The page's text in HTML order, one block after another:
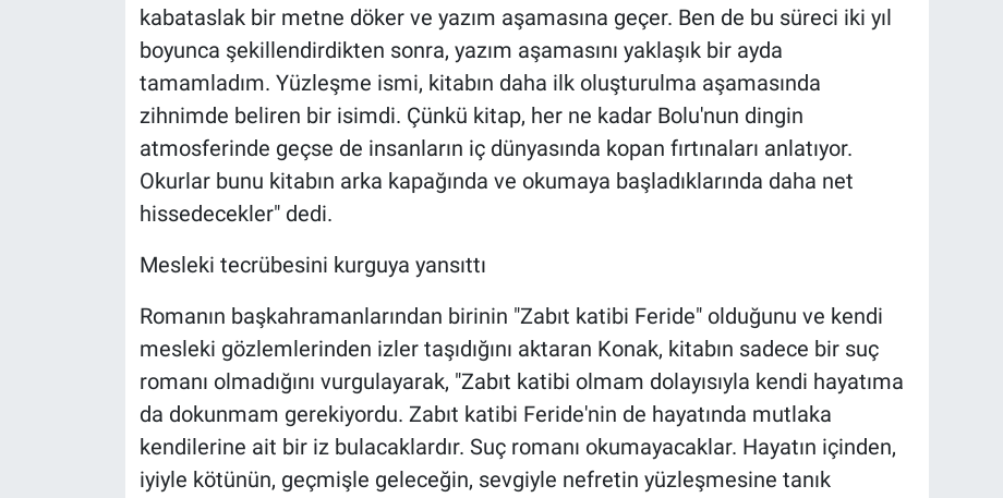
kabataslak bir metne döker ve yazım aşamasına geçer. Ben de bu süreci iki yıl
boyunca şekillendirdikten sonra, yazım aşamasını yaklaşık bir ayda
tamamladım. Yüzleşme ismi, kitabın daha ilk oluşturulma aşamasında
zihnimde beliren bir isimdi. Çünkü kitap, her ne kadar Bolu'nun dingin
atmosferinde geçse de insanların iç dünyasında kopan fırtınaları anlatıyor.
Okurlar bunu kitabın arka kapağında ve okumaya başladıklarında daha net
hissedecekler" dedi.
Mesleki tecrübesini kurguya yansıttı
Romanın başkahramanlarından birinin "Zabıt katibi Feride" olduğunu ve kendi
mesleki gözlemlerinden izler taşıdığını aktaran Konak, kitabın sadece bir suç
romanı olmadığını vurgulayarak, "Zabıt katibi olmam dolayısıyla kendi hayatıma
da dokunmam gerekiyordu. Zabıt katibi Feride'nin de hayatında mutlaka
kendilerine ait bir iz bulacaklardır. Suç romanı okumayacaklar. Hayatın içinden,
iyiyle kötünün, geçmişle geleceğin, sevgiyle nefretin yüzleşmesine tanık